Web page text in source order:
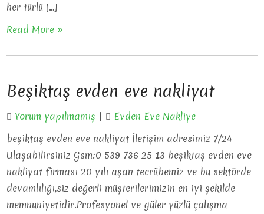
her türlü […]
Read More »
Beşiktaş evden eve nakliyat
Yorum yapılmamış |
Evden Eve Nakliye
beşiktaş evden eve nakliyat İletişim adresimiz 7/24
Ulaşabilirsiniz Gsm:0 539 736 25 13 beşiktaş evden eve
nakliyat firması 20 yılı aşan tecrübemiz ve bu sektörde
devamlılığı,siz değerli müşterilerimizin en iyi şekilde
memnuniyetidir.Profesyonel ve güler yüzlü çalışma